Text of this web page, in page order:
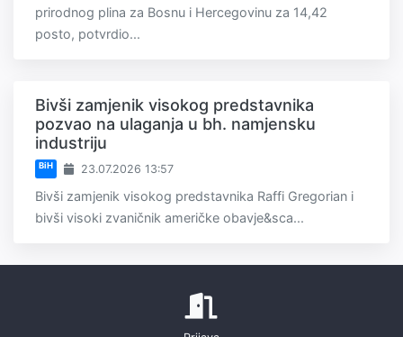
prirodnog plina za Bosnu i Hercegovinu za 14,42
posto, potvrdio...
Bivši zamjenik visokog predstavnika
pozvao na ulaganja u bh. namjensku
industriju
BiH 23.07.2026 13:57
Bivši zamjenik visokog predstavnika Raffi Gregorian i
bivši visoki zvaničnik američke obavje&sca...